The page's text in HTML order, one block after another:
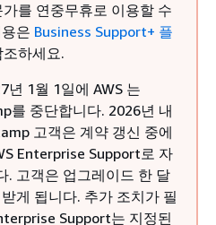
가를 연중무휴로 이용할 수
은 Business Support+ 플
조하세요.
년 1월 1일에 AWS 는
를 중단합니다. 2026년 내
고객은 계약 갱신 중에
Enterprise Support로 자
. 고객은 업그레이드 한 달
게 됩니다. 추가 조치가 필
Support는 지정된